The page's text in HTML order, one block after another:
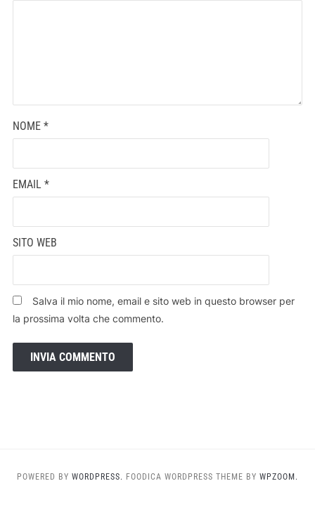
NOME *
EMAIL *
SITO WEB
Salva il mio nome, email e sito web in questo browser per
la prossima volta che commento.
POWERED BY WORDPRESS. FOODICA WORDPRESS THEME BY WPZOOM.